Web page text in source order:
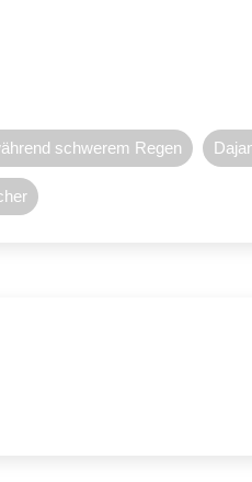
schwerem Regen